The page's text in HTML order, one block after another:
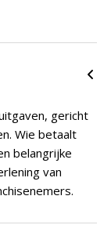
gericht
Wie betaalt
belangrijke
van